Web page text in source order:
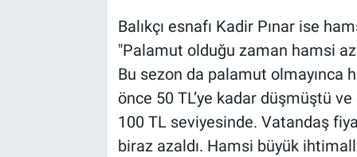
Balıkçı esnafı Kadir Pınar ise
"Palamut olduğu zaman hamsi
Bu sezon da palamut olmayınca
önce 50 TL’ye kadar düşmüştü
100 TL seviyesinde. Vatandaş
biraz azaldı. Hamsi büyük